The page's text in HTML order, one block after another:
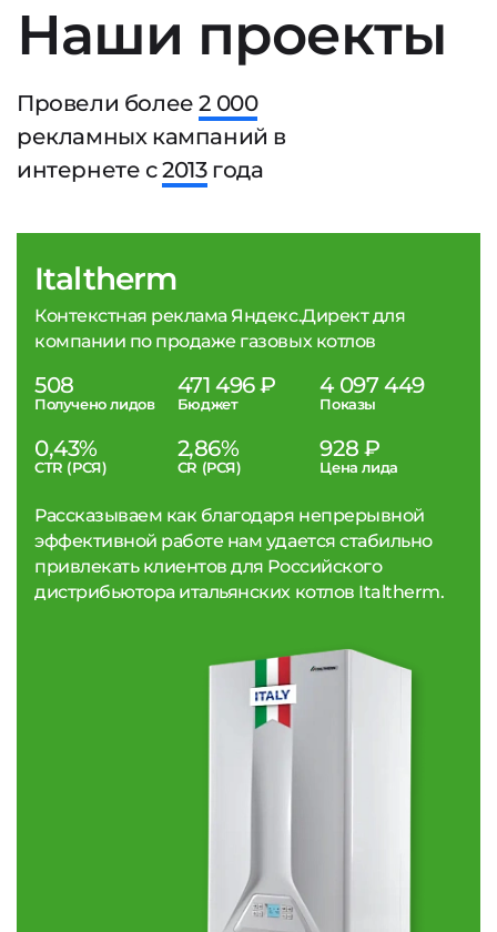
Наши проекты
Провели более2 000
рекламных кампаний в
интернете с2013года
Italtherm
Контекстная реклама Яндекс.Директ для
компании по продаже газовых котлов
508
Получено лидов
471 496 ₽
Бюджет
4 097 449
Показы
0,43%
CTR (РСЯ)
2,86%
CR (РСЯ)
928 ₽
Цена лида
Рассказываем как благодаря непрерывной
эффективной работе нам удается стабильно
привлекать клиентов для Российского
дистрибьютора итальянских котлов Italtherm.